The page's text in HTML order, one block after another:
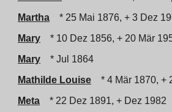
Martha
* 25 Mai 1876, + 3 Dez
Mary
* 10 Dez 1856, + 20 Mär
Mary
* Jul 1864
Mathilde Louise
* 4 Mär 1870, +
Meta
* 22 Dez 1891, + Dez 1982